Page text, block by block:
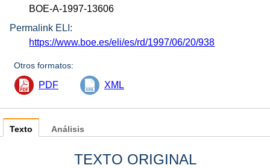
BOE-A-1997-13606
Permalink ELI:
https://www.boe.es/eli/es/rd/1997/06/20/938
Otros formatos:
PDF XML
Texto
TEXTO ORIGINAL
Análisis